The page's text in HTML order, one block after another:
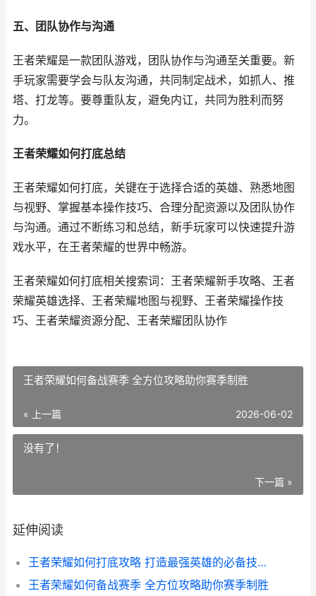
五、团队协作与沟通
王者荣耀是一款团队游戏，团队协作与沟通至关重要。新
手玩家需要学会与队友沟通，共同制定战术，如抓人、推
塔、打龙等。要尊重队友，避免内讧，共同为胜利而努
力。
王者荣耀如何打底总结
王者荣耀如何打底，关键在于选择合适的英雄、熟悉地图
与视野、掌握基本操作技巧、合理分配资源以及团队协作
与沟通。通过不断练习和总结，新手玩家可以快速提升游
戏水平，在王者荣耀的世界中畅游。
王者荣耀如何打底相关搜索词：王者荣耀新手攻略、王者
荣耀英雄选择、王者荣耀地图与视野、王者荣耀操作技
巧、王者荣耀资源分配、王者荣耀团队协作
王者荣耀如何备战赛季 全方位攻略助你赛季制胜
« 上一篇 2026-06-02
没有了！
下一篇 »
延伸阅读
王者荣耀如何打底攻略 打造最强英雄的必备技巧解析
王者荣耀如何备战赛季 全方位攻略助你赛季制胜